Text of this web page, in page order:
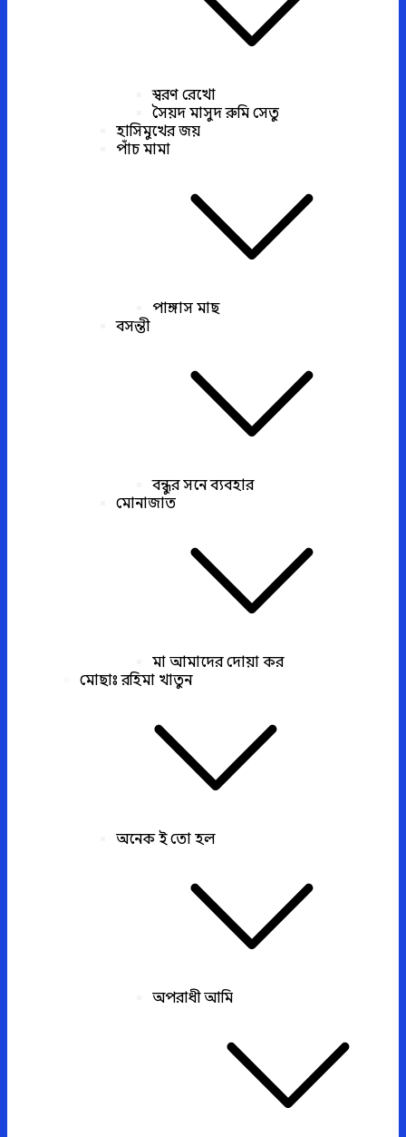
স্বরণ রেখো
সৈয়দ মাসুদ রুমি সেতু
হাসিমুখের জয়
পাঁচ মামা
পাঙ্গাস মাছ
বসন্তী
বন্ধুর সনে ব্যবহার
মোনাজাত
মা আমাদের দোয়া কর
মোছাঃ রহিমা খাতুন
অনেক ই তো হল
অপরাধী আমি